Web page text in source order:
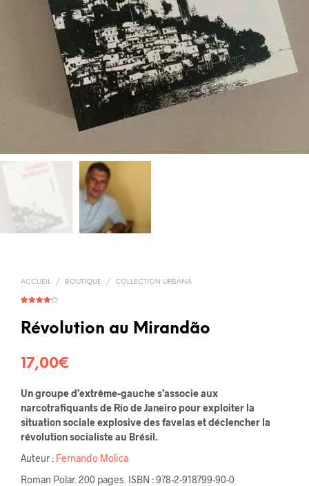
ACCUEIL / BOUTIQUE / COLLECTION URBANA
basé
sur
Révolution au Mirandão
17,00€
Un groupe d’extrême-gauche s’associe aux
narcotrafiquants de Rio de Janeiro pour exploiter la
situation sociale explosive des favelas et déclencher la
révolution socialiste au Brésil.
Auteur : Fernando Molica
Roman Polar. 200 pages. ISBN : 978-2-918799-90-0